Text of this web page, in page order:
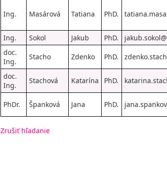
Ing. Masárová Tatiana PhD.
Ing. Sokol Jakub PhD.
doc.
Ing.
Stacho Zdenko PhD.
doc.
Ing.
Stachová Katarína PhD.
PhDr. Španková Jana PhD.
Zrušiť hľadanie